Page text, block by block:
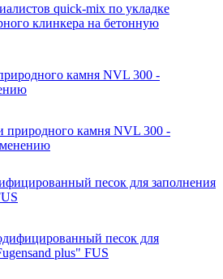
quick-mix по укладке
клинкера на бетонную
природного камня NVL 300 -
песок для
plus" FUS